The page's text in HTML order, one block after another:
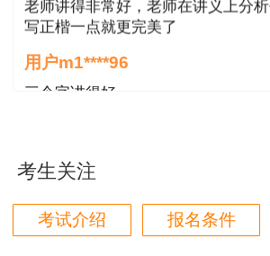
写正楷一点就更完美了
三个字讲得好
用户m1****88
太喜欢王英老师了
用户m5****68
考生关注
考试介绍 报名条件